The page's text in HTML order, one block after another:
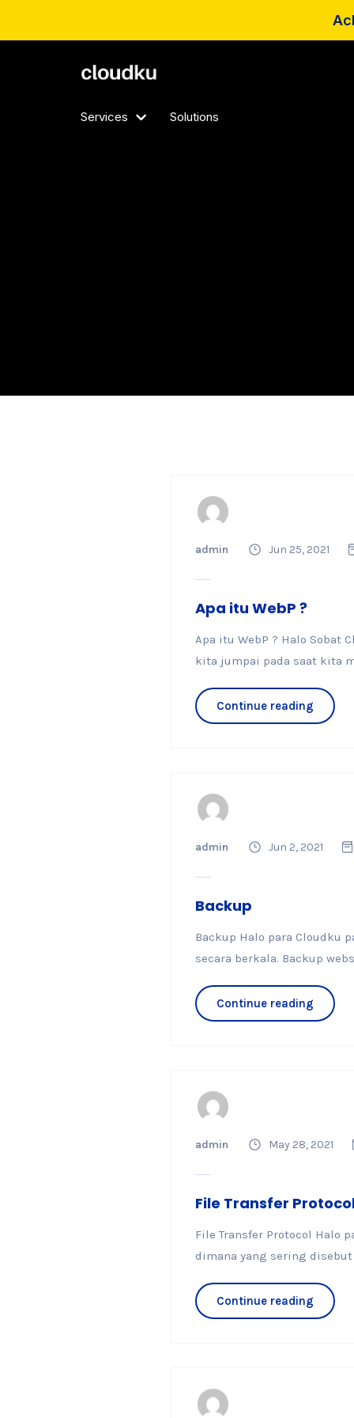
Services Solutions
admin Jun 25, 2021
Apa itu WebP ?
Apa itu WebP ? Halo Sobat
kita jumpai pada saat kita
Continue reading
admin Jun 2, 2021
Backup
Backup Halo para Cloudku
secara berkala. Backup
Continue reading
admin May 28, 2021
File Transfer
File Transfer Protocol Halo
dimana yang sering disebut
Continue reading